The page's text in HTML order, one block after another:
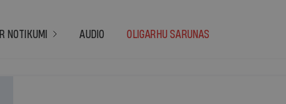
IR NOTIKUMI AUDIO OLIGARHU SARUNAS